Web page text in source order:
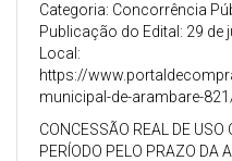
Categoria: Concorrência
Publicação do Edital: 29 de
Local:
https://
municipal-de-arambare-
CONCESSÃO REAL DE USO
PERÍODO PELO PRAZO DA